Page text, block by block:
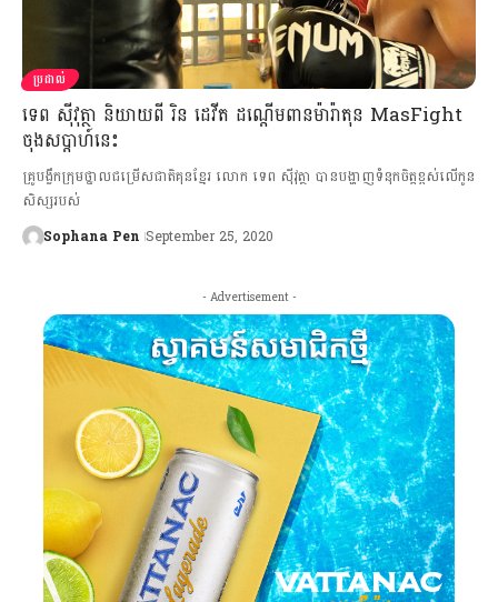
ប្រដាល់
ទេព ស៊ីវុត្ថា និយាយពី រិន ដេវីត ដណ្ដើមពានម៉ារ៉ាតុន MasFight
ចុងសប្ដាហ៍នេះ
គ្រូបង្វឹកក្រុមថ្នាលជម្រើសជាតិគុនខ្មែរ លោក ទេព ស៊ីវុត្ថា បានបង្ហាញទំនុកចិត្តខ្ពស់លើកូន
សិស្សរបស់
Sophana Pen September 25, 2020
- Advertisement -